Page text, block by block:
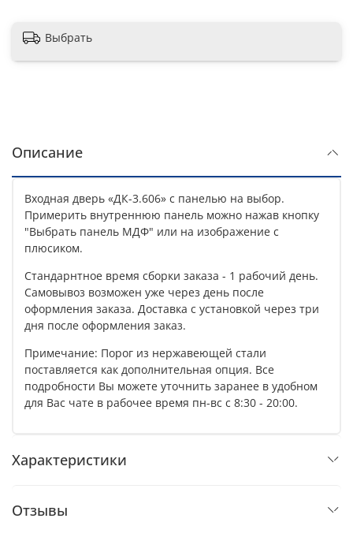
Выбрать
Описание
Входная дверь «ДК-3.606» с панелью на выбор.
Примерить внутреннюю панель можно нажав кнопку
"Выбрать панель МДФ" или на изображение с
плюсиком.
Стандарнтное время сборки заказа - 1 рабочий день.
Самовывоз возможен уже через день после
оформления заказа. Доставка с установкой через три
дня после оформления заказ.
Примечание: Порог из нержавеющей стали
поставляется как дополнительная опция. Все
подробности Вы можете уточнить заранее в удобном
для Вас чате в рабочее время пн-вс с 8:30 - 20:00.
Характеристики
Отзывы